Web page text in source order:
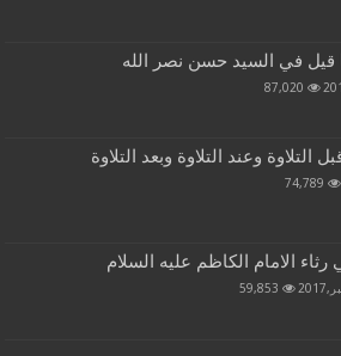
قيل في السيد حسن نصر الله
87,020
التلاوة وعند التلاوة وبعد التلاوة
74,789
رثاء الامام الكاظم عليه السلام
59,853